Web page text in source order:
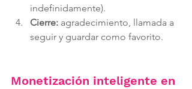
indefinidamente).
Cierre: agradecimiento, llamada a
seguir y guardar como favorito.
Monetización inteligente en